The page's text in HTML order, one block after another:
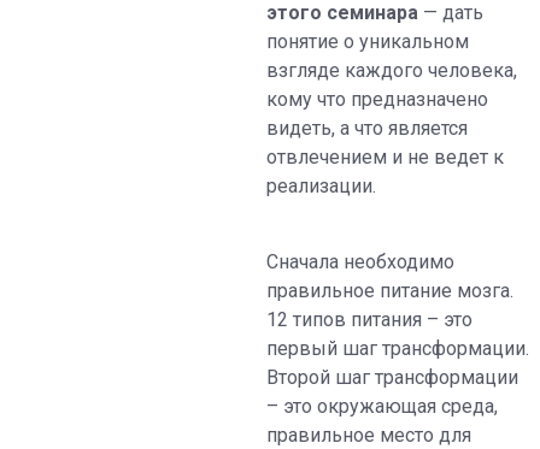
этого семинара — дать
понятие о уникальном
взгляде каждого человека,
кому что предназначено
видеть, а что является
отвлечением и не ведет к
реализации.
Сначала необходимо
правильное питание мозга.
12 типов питания – это
первый шаг трансформации.
Второй шаг трансформации
– это окружающая среда,
правильное место для